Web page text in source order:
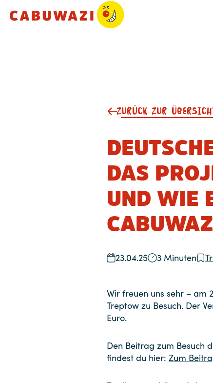
ZURÜCK ZUR
DAS
UND WIE
23.04.25 3 Minuten
Wir freuen uns sehr – am
Treptow zu Besuch. Der
Euro.
Den Beitrag zum Besuch
findest du hier: Zum